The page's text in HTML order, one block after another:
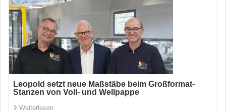
Leopold setzt neue Maßstäbe beim Großformat-
Stanzen von Voll- und Wellpappe
Weiterlesen